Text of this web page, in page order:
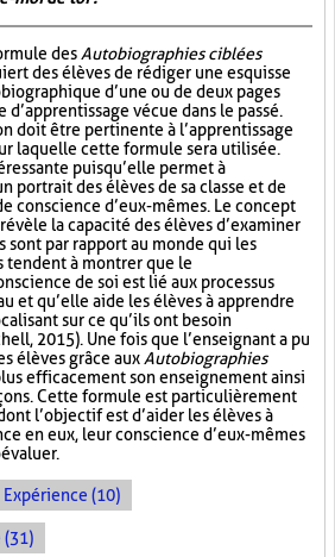
des Autobiographies ciblées
des élèves de rédiger une esquisse
d’une ou de deux pages
vécue dans le passé.
doit être pertinente à l’apprentissage
laquelle cette formule sera utilisée.
puisqu’elle permet à
portrait des élèves de sa classe et de
conscience d’eux-mêmes. Le concept
la capacité des élèves d’examiner
sont par rapport au monde qui les
tendent à montrer que le
de soi est lié aux processus
et qu’elle aide les élèves à apprendre
sur ce qu’ils ont besoin
2015). Une fois que l’enseignant a pu
élèves grâce aux Autobiographies
efficacement son enseignement ainsi
Cette formule est particulièrement
l’objectif est d’aider les élèves à
en eux, leur conscience d’eux-mêmes
Expérience (10)